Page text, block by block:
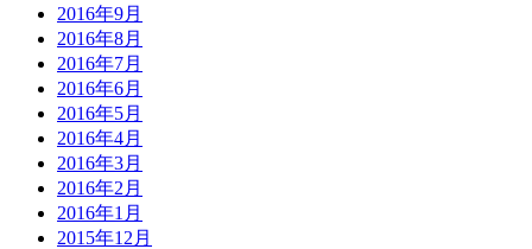
2016年9月
2016年8月
2016年7月
2016年6月
2016年5月
2016年4月
2016年3月
2016年2月
2016年1月
2015年12月